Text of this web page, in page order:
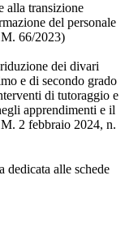
alla transizione
del personale
66/2023)
dei divari
e di secondo grado
di tutoraggio e
apprendimenti e il
2 febbraio 2024, n.
dedicata alle schede